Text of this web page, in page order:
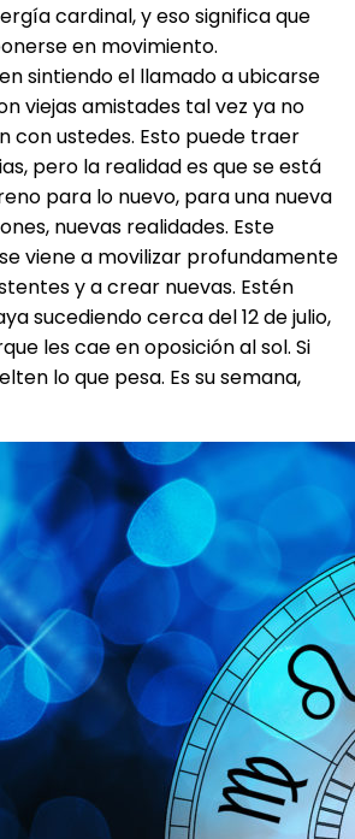
cardinal, y eso significa que
en movimiento.
sintiendo el llamado a ubicarse
viejas amistades tal vez ya no
con ustedes. Esto puede traer
pero la realidad es que se está
para lo nuevo, para una nueva
nuevas realidades. Este
viene a movilizar profundamente
y a crear nuevas. Estén
sucediendo cerca del 12 de julio,
les cae en oposición al sol. Si
lo que pesa. Es su semana,